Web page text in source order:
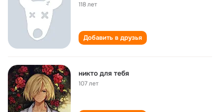
118 лет
Добавить в друзья
никто для тебя
107 лет